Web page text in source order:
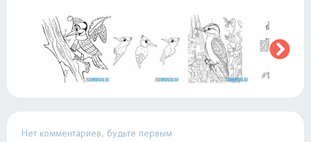
Нет комментариев, будьте первым